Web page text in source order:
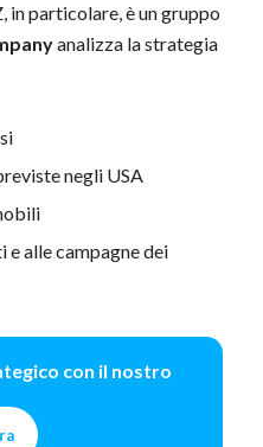
in particolare, è un gruppo
analizza la strategia
negli USA
e alle campagne dei
con il nostro